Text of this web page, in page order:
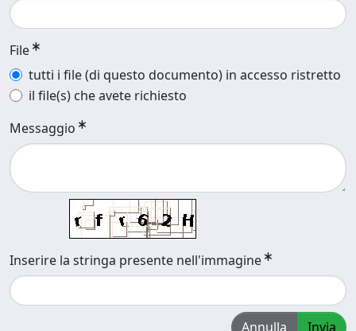
File
tutti i file (di questo documento) in accesso ristretto
il file(s) che avete richiesto
Messaggio
Inserire la stringa presente nell'immagine
Annulla Invia